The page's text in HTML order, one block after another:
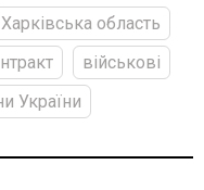
Харківська область
військові
України